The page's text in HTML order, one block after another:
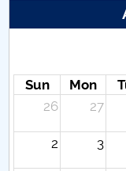
Sun Mon
26
27
2 3